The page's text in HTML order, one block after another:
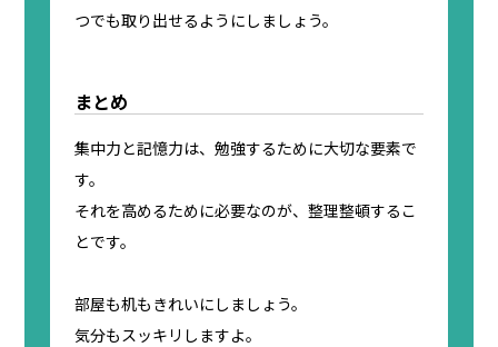
つでも取り出せるようにしましょう。
まとめ
集中力と記憶力は、勉強するために大切な要素で
す。
それを高めるために必要なのが、整理整頓するこ
とです。
部屋も机もきれいにしましょう。
気分もスッキリしますよ。